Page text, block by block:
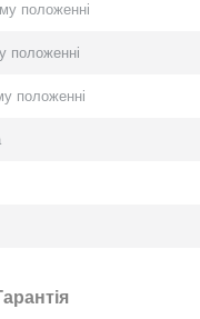
положенні
положенні
положенні